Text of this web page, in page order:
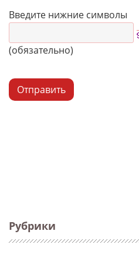
Рубрики
Введите нижние символы
(обязательно)
Отправить